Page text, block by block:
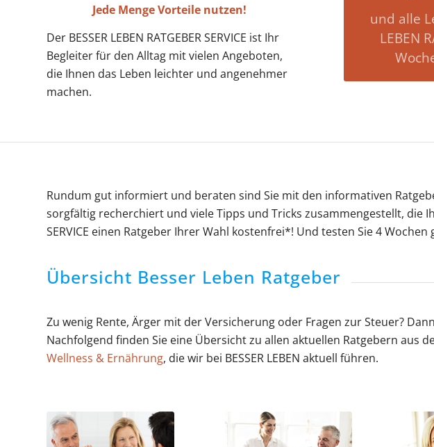
Jede Menge Vorteile nutzen!
Der BESSER LEBEN RATGEBER SERVICE ist Ihr
Begleiter für den Alltag mit vielen Angeboten,
die Ihnen das Leben leichter und angenehmer
machen.
und alle
LEBEN
Rundum gut informiert und beraten sind Sie mit den informativen
sorgfältig recherchiert und viele Tipps und Tricks zusammengestellt, die
SERVICE einen Ratgeber Ihrer Wahl kostenfrei*! Und testen Sie 4
Übersicht Besser Leben Ratgeber
Zu wenig Rente, Ärger mit der Versicherung oder Fragen zur Steuer?
Nachfolgend finden Sie eine Übersicht zu allen aktuellen Ratgebern aus
Wellness & Ernährung, die wir bei BESSER LEBEN aktuell führen.